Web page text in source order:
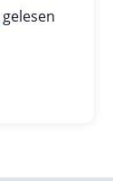
gelesen